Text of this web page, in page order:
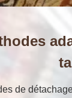
de